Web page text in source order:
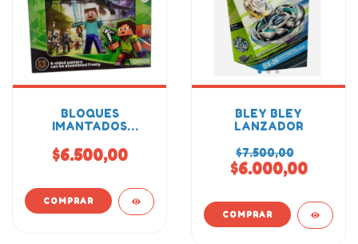
BLOQUES
IMANTADOS
$6.500,00
BLEY BLEY
LANZADOR
$7.500,00
$6.000,00